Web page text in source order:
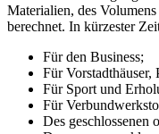
Materialien, des
berechnet. In kürzester
Für den Business;
Für Vorstadthäuser,
Für Sport und
Für
Des geschlossenen